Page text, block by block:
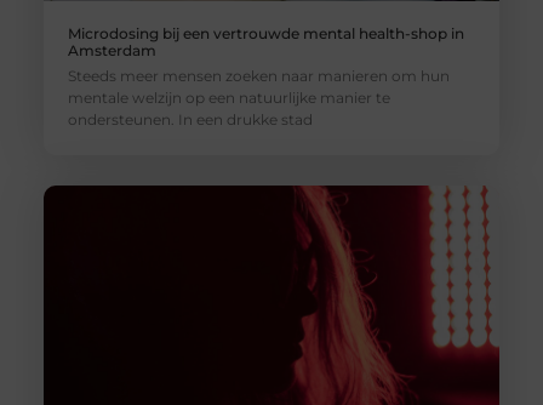
Microdosing bij een vertrouwde mental health-shop in
Amsterdam
Steeds meer mensen zoeken naar manieren om hun
mentale welzijn op een natuurlijke manier te
ondersteunen. In een drukke stad